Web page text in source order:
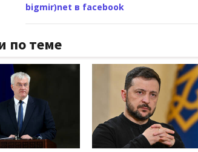
bigmir)net в facebook
по теме